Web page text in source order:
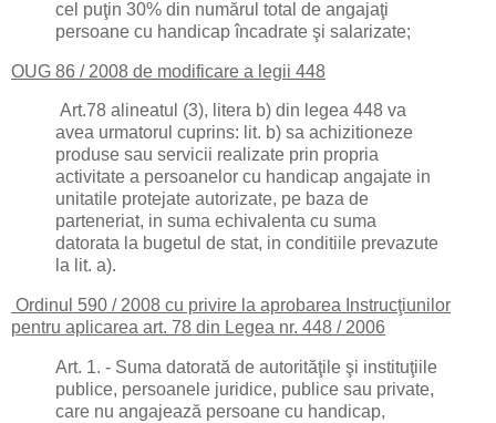
cel puţin 30% din numărul total de angajaţi
persoane cu handicap încadrate şi salarizate;
OUG 86 / 2008 de modificare a legii 448
Art.78 alineatul (3), litera b) din legea 448 va
avea urmatorul cuprins: lit. b) sa achizitioneze
produse sau servicii realizate prin propria
activitate a persoanelor cu handicap angajate in
unitatile protejate autorizate, pe baza de
parteneriat, in suma echivalenta cu suma
datorata la bugetul de stat, in conditiile prevazute
la lit. a).
Ordinul 590 / 2008 cu privire la aprobarea Instrucţiunilor
pentru aplicarea art. 78 din Legea nr. 448 / 2006
Art. 1. - Suma datorată de autorităţile şi instituţiile
publice, persoanele juridice, publice sau private,
care nu angajează persoane cu handicap,